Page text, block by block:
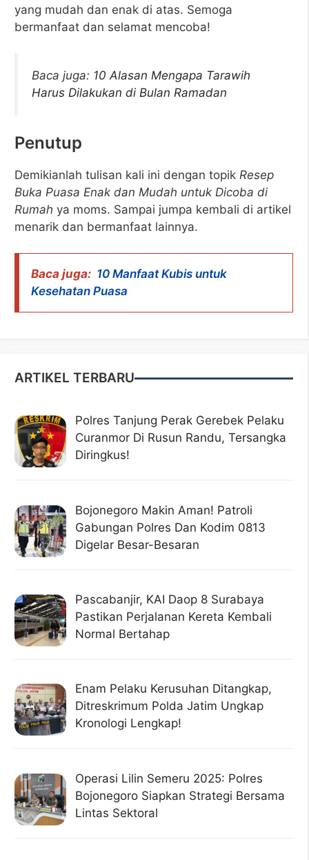
yang mudah dan enak di atas. Semoga
bermanfaat dan selamat mencoba!
Baca juga: 10 Alasan Mengapa Tarawih
Harus Dilakukan di Bulan Ramadan
Penutup
Demikianlah tulisan kali ini dengan topik Resep
Buka Puasa Enak dan Mudah untuk Dicoba di
Rumah ya moms. Sampai jumpa kembali di artikel
menarik dan bermanfaat lainnya.
Baca juga: 10 Manfaat Kubis untuk
Kesehatan Puasa
ARTIKEL TERBARU
Polres Tanjung Perak Gerebek Pelaku
Curanmor Di Rusun Randu, Tersangka
Diringkus!
Bojonegoro Makin Aman! Patroli
Gabungan Polres Dan Kodim 0813
Digelar Besar-Besaran
Pascabanjir, KAI Daop 8 Surabaya
Pastikan Perjalanan Kereta Kembali
Normal Bertahap
Enam Pelaku Kerusuhan Ditangkap,
Ditreskrimum Polda Jatim Ungkap
Kronologi Lengkap!
Operasi Lilin Semeru 2025: Polres
Bojonegoro Siapkan Strategi Bersama
Lintas Sektoral